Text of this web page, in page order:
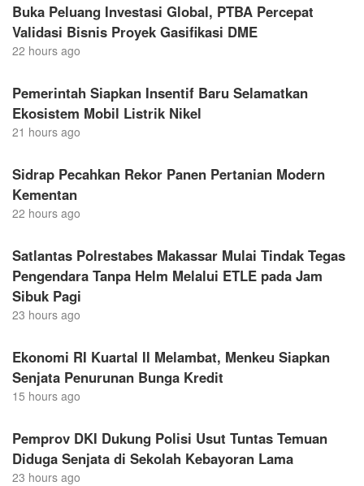
Buka Peluang Investasi Global, PTBA Percepat
Validasi Bisnis Proyek Gasifikasi DME
22 hours ago
Pemerintah Siapkan Insentif Baru Selamatkan
Ekosistem Mobil Listrik Nikel
21 hours ago
Sidrap Pecahkan Rekor Panen Pertanian Modern
Kementan
22 hours ago
Satlantas Polrestabes Makassar Mulai Tindak Tegas
Pengendara Tanpa Helm Melalui ETLE pada Jam
Sibuk Pagi
23 hours ago
Ekonomi RI Kuartal II Melambat, Menkeu Siapkan
Senjata Penurunan Bunga Kredit
15 hours ago
Pemprov DKI Dukung Polisi Usut Tuntas Temuan
Diduga Senjata di Sekolah Kebayoran Lama
23 hours ago